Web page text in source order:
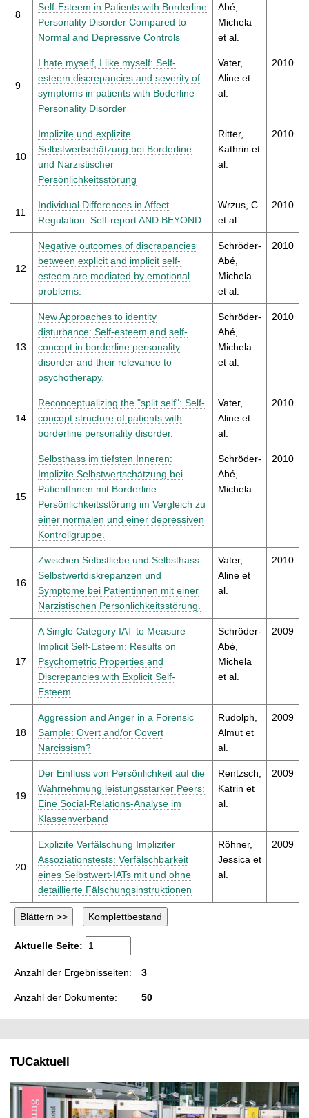
8
Self-Esteem in Patients with Borderline
Personality Disorder Compared to
Normal and Depressive Controls
Abé,
Michela
et al.
9
I hate myself, I like myself: Self-
esteem discrepancies and severity of
symptoms in patients with Boderline
Personality Disorder
Vater,
Aline et
al.
2010
10
Implizite und explizite
Selbstwertschätzung bei Borderline
und Narzistischer
Persönlichkeitsstörung
Ritter,
Kathrin et
al.
2010
11
Individual Differences in Affect
Regulation: Self-report AND BEYOND
Wrzus, C.
et al.
2010
12
Negative outcomes of discrapancies
between explicit and implicit self-
esteem are mediated by emotional
problems.
Schröder-
Abé,
Michela
et al.
2010
13
New Approaches to identity
disturbance: Self-esteem and self-
concept in borderline personality
disorder and their relevance to
psychotherapy.
Schröder-
Abé,
Michela
et al.
2010
14
Reconceptualizing the "split self": Self-
concept structure of patients with
borderline personality disorder.
Vater,
Aline et
al.
2010
15
Selbsthass im tiefsten Inneren:
Implizite Selbstwertschätzung bei
PatientInnen mit Borderline
Persönlichkeitsstörung im Vergleich zu
einer normalen und einer depressiven
Kontrollgruppe.
Schröder-
Abé,
Michela
2010
16
Zwischen Selbstliebe und Selbsthass:
Selbstwertdiskrepanzen und
Symptome bei Patientinnen mit einer
Narzistischen Persönlichkeitsstörung.
Vater,
Aline et
al.
2010
17
A Single Category IAT to Measure
Implicit Self-Esteem: Results on
Psychometric Properties and
Discrepancies with Explicit Self-
Esteem
Schröder-
Abé,
Michela
et al.
2009
18
Aggression and Anger in a Forensic
Sample: Overt and/or Covert
Narcissism?
Rudolph,
Almut et
al.
2009
19
Der Einfluss von Persönlichkeit auf die
Wahrnehmung leistungsstarker Peers:
Eine Social-Relations-Analyse im
Klassenverband
Rentzsch,
Katrin et
al.
2009
20
Explizite Verfälschung Impliziter
Assoziationstests: Verfälschbarkeit
eines Selbstwert-IATs mit und ohne
detaillierte Fälschungsinstruktionen
Röhner,
Jessica et
al.
2009
Aktuelle Seite:
Anzahl der Ergebnisseiten: 3
Anzahl der Dokumente: 50
TUCaktuell